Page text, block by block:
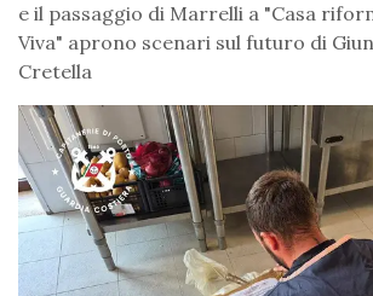
e il passaggio di Marrelli a "Casa
Viva" aprono scenari sul futuro di
Cretella